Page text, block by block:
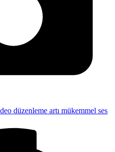
düzenleme artı mükemmel ses